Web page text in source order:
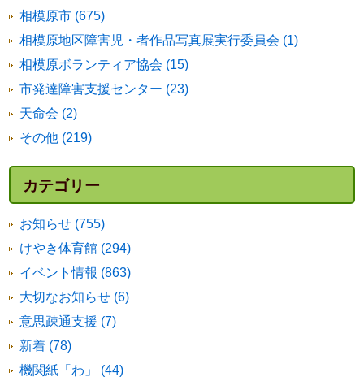
相模原市 (675)
相模原地区障害児・者作品写真展実行委員会 (1)
相模原ボランティア協会 (15)
市発達障害支援センター (23)
天命会 (2)
その他 (219)
カテゴリー
お知らせ (755)
けやき体育館 (294)
イベント情報 (863)
大切なお知らせ (6)
意思疎通支援 (7)
新着 (78)
機関紙「わ」 (44)